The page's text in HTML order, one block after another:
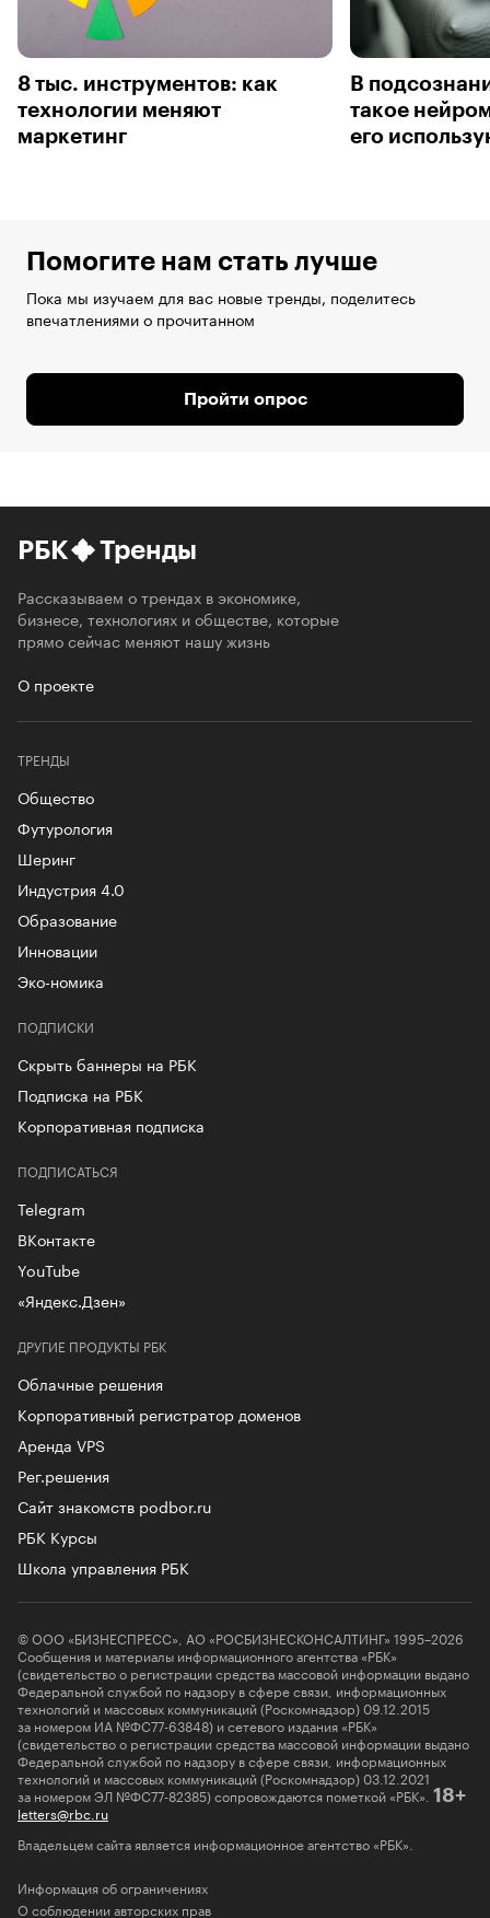
8 тыс. инструментов: как
технологии меняют
маркетинг
В
такое
его
Помогите нам стать лучше
Пока мы изучаем для вас новые тренды, поделитесь
впечатлениями о прочитанном
Пройти опрос
РБК Тренды
Рассказываем о трендах в экономике,
бизнесе, технологиях и обществе, которые
прямо сейчас меняют нашу жизнь
О проекте
ТРЕНДЫ
Общество
Футурология
Шеринг
Индустрия 4.0
Образование
Инновации
Эко-номика
ПОДПИСКИ
Скрыть баннеры на РБК
Подписка на РБК
Корпоративная подписка
ДРУГИЕ ПРОДУКТЫ РБК
Облачные решения
Корпоративный регистратор доменов
Аренда VPS
Рег.решения
Сайт знакомств podbor.ru
РБК Курсы
Школа управления РБК
ПОДПИСАТЬСЯ
Telegram
ВКонтакте
YouTube
«Яндекс.Дзен»
© ООО «БИЗНЕСПРЕСС», АО «РОСБИЗНЕСКОНСАЛТИНГ» 1995–2026
Сообщения и материалы информационного агентства «РБК»
(свидетельство о регистрации средства массовой информации выдано
Федеральной службой по надзору в сфере связи, информационных
технологий и массовых коммуникаций (Роскомнадзор) 09.12.2015
за номером ИА №ФС77-63848) и сетевого издания «РБК»
(свидетельство о регистрации средства массовой информации выдано
Федеральной службой по надзору в сфере связи, информационных
технологий и массовых коммуникаций (Роскомнадзор) 03.12.2021
за номером ЭЛ №ФС77-82385) сопровождаются пометкой «РБК». 18+
letters@rbc.ru
Владельцем сайта является информационное агентство «РБК».
Информация об ограничениях
О соблюдении авторских прав